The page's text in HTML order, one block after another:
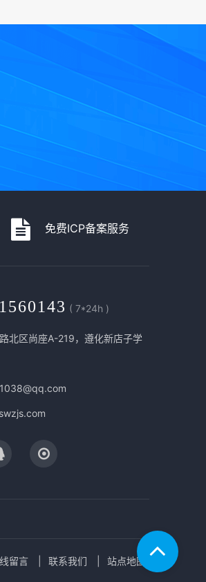
免费ICP备案服务
( 7*24h )
北区尚座A-219，遵化新店子学
留言 联系我们 站点地图